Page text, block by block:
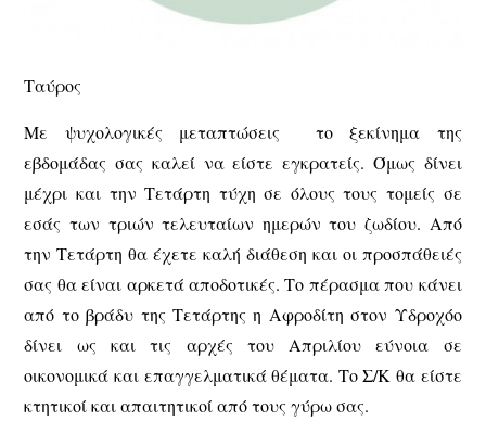
Ταύρος
Με ψυχολογικές μεταπτώσεις το ξεκίνημα της
εβδομάδας σας καλεί να είστε εγκρατείς. Όμως δίνει
μέχρι και την Τετάρτη τύχη σε όλους τους τομείς σε
εσάς των τριών τελευταίων ημερών του ζωδίου. Από
την Τετάρτη θα έχετε καλή διάθεση και οι προσπάθειές
σας θα είναι αρκετά αποδοτικές. Το πέρασμα που κάνει
από το βράδυ της Τετάρτης η Αφροδίτη στον Υδροχόο
δίνει ως και τις αρχές του Απριλίου εύνοια σε
οικονομικά και επαγγελματικά θέματα. Το Σ/Κ θα είστε
κτητικοί και απαιτητικοί από τους γύρω σας.